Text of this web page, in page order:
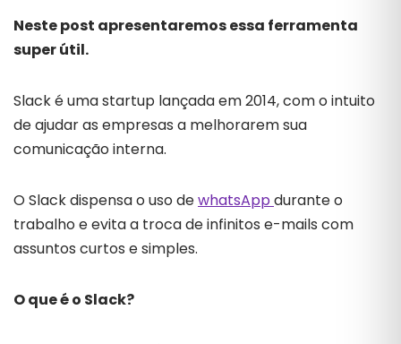
Neste post apresentaremos essa ferramenta
super útil.
Slack é uma startup lançada em 2014, com o intuito
de ajudar as empresas a melhorarem sua
comunicação interna.
O Slack dispensa o uso dewhatsAppdurante o
trabalho e evita a troca de infinitos e-mails com
assuntos curtos e simples.
O que é o Slack?